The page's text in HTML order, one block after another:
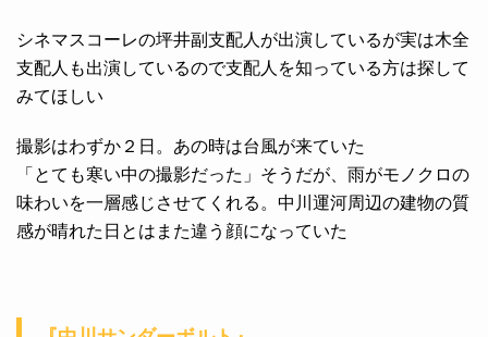
シネマスコーレの坪井副支配人が出演しているが実は木全
支配人も出演しているので支配人を知っている方は探して
みてほしい
撮影はわずか２日。あの時は台風が来ていた
「とても寒い中の撮影だった」そうだが、雨がモノクロの
味わいを一層感じさせてくれる。中川運河周辺の建物の質
感が晴れた日とはまた違う顔になっていた